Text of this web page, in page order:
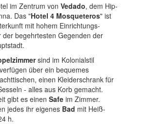
im Zentrum von Vedado, dem Hip-
Das "Hotel 4 Mosqueteros" ist
mit hohem Einrichtungs-
der begehrtesten Gegenden der
sind im Kolonialstil
über ein bequemes
einen Kleiderschrank für
- alles aus Korb gemacht.
gibt es einen Safe im Zimmer.
jedes ihr eigenes Bad mit Heiß-
h.